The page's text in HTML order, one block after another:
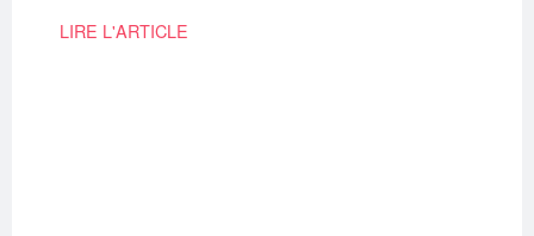
LIRE L'ARTICLE